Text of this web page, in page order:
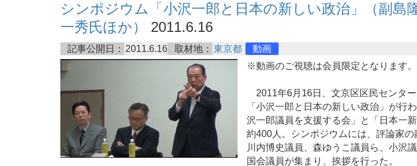
シンポジウム「小沢一郎と日本の新しい政治」（副島
一秀氏ほか）
2011.6.16
記事公開日： 2011.6.16 取材地： 東京都
動画
※動画のご視聴は会員限定となります。
2011年6月16日、文京区区民センタ
「小沢一郎と日本の新しい政治」が行
沢一郎議員を支援する会」と「日本一
約400人。シンポジウムには、評論家の
川内博史議員、森ゆうこ議員ら、小沢
国会議員が集まり、挨拶を行った。